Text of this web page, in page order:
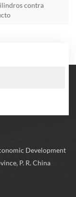
contra
Development
P. R. China